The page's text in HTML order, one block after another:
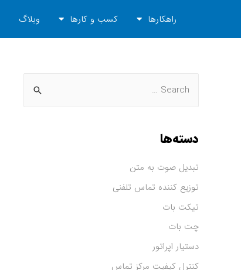
راهکارها کسب و کارها وبلاگ
دسته‌ها
تبدیل صوت به متن
توزیع کننده تماس تلفنی
تیکت بات
چت بات
دستیار اپراتور
کنترل کیفیت مرکز تماس